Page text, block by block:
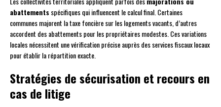
abattements spécifiques qui influencent le calcul final. Certaines
communes majorent la taxe foncière sur les logements vacants, d’autres
accordent des abattements pour les propriétaires modestes. Ces variations
locales nécessitent une vérification précise auprès des services fiscaux locaux
pour établir la répartition exacte.
Stratégies de sécurisation et recours en
cas de litige